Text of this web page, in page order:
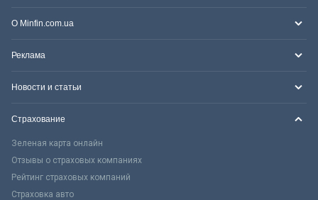
О Minfin.com.ua
Реклама
Новости и статьи
Страхование
Зеленая карта онлайн
Отзывы о страховых компаниях
Рейтинг страховых компаний
Страховка авто